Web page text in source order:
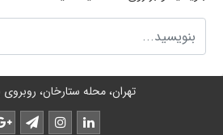
تهران، محله ستارخان، روبروی